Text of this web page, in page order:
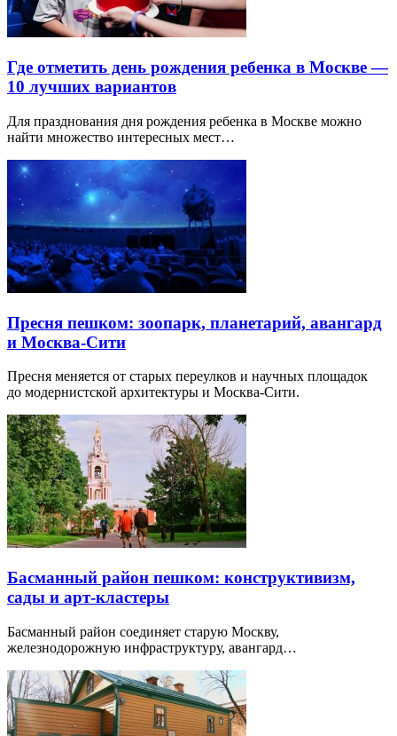
Где отметить день рождения ребенка в Москве —
10 лучших вариантов
Для празднования дня рождения ребенка в Москве можно
найти множество интересных мест…
Пресня пешком: зоопарк, планетарий, авангард
и Москва-Сити
Пресня меняется от старых переулков и научных площадок
до модернистской архитектуры и Москва-Сити.
Басманный район пешком: конструктивизм,
сады и арт-кластеры
Басманный район соединяет старую Москву,
железнодорожную инфраструктуру, авангард…